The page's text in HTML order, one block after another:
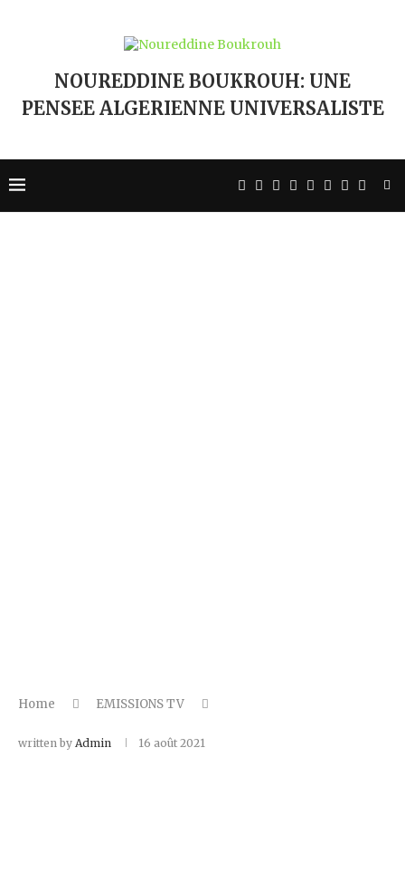
NOUREDDINE BOUKROUH: UNE
PENSEE ALGERIENNE UNIVERSALISTE
Home EMISSIONS TV
written by Admin 16 août 2021